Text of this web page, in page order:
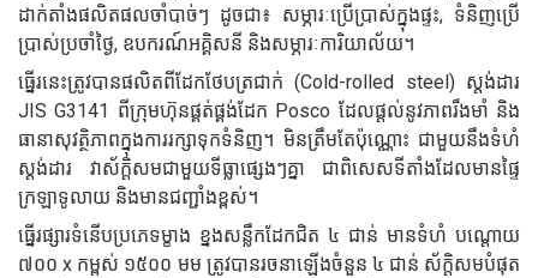
ដាក់តាំងផលិតផលចាំបាច់ៗ ដូចជា៖ សម្ភារៈប្រើប្រាស់ក្នុងផ្ទះ, ទំនិញប្រើ
ប្រាស់ប្រចាំថ្ងៃ, ឧបករណ៍អគ្គិសនី និងសម្ភារៈការិយាល័យ។
ធ្នើរនេះត្រូវបានផលិតពីដែកថែបត្រជាក់ (Cold-rolled steel) ស្តង់ដារ
JIS G3141 ពីក្រុមហ៊ុនផ្គត់ផ្គង់ដែក Posco ដែលផ្តល់នូវភាពរឹងមាំ និង
ធានាសុវត្ថិភាពក្នុងការរក្សាទុកទំនិញ។ មិនត្រឹមតែប៉ុណ្ណោះ ជាមួយនឹងទំហំ
ស្តង់ដារ វាស័ក្តិសមជាមួយទីធ្លាផ្សេងៗគ្នា ជាពិសេសទីតាំងដែលមានផ្ទៃ
ក្រឡាទូលាយ និងមានជញ្ជាំងខ្ពស់។
ធ្នើរផ្សារទំនើបប្រភេទម្ខាង ខ្នងសន្លឹកដែកជិត ៤ ជាន់ មានទំហំ បណ្តោយ
៧០០ x កម្ពស់ ១៥០០ មម ត្រូវបានរចនាឡើងចំនួន ៤ ជាន់ ស័ក្តិសមបំផុត